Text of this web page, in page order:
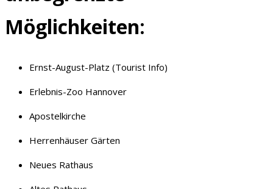
Möglichkeiten:
Ernst-August-Platz (Tourist Info)
Erlebnis-Zoo Hannover
Apostelkirche
Herrenhäuser Gärten
Neues Rathaus